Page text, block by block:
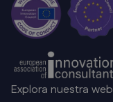
Explora nuestra web